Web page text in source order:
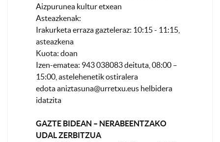
Aizpurunea kultur etxean
Asteazkenak:
Irakurketa erraza gazteleraz: 10:15 - 11:15,
asteazkena
Kuota: doan
Izen-ematea: 943 038083 deituta, 08:00 –
15:00, astelehenetik ostiralera
edotaaniztasuna@urretxu.eus helbidera
idatzita
GAZTE BIDEAN – NERABEENTZAKO
UDAL ZERBITZUA